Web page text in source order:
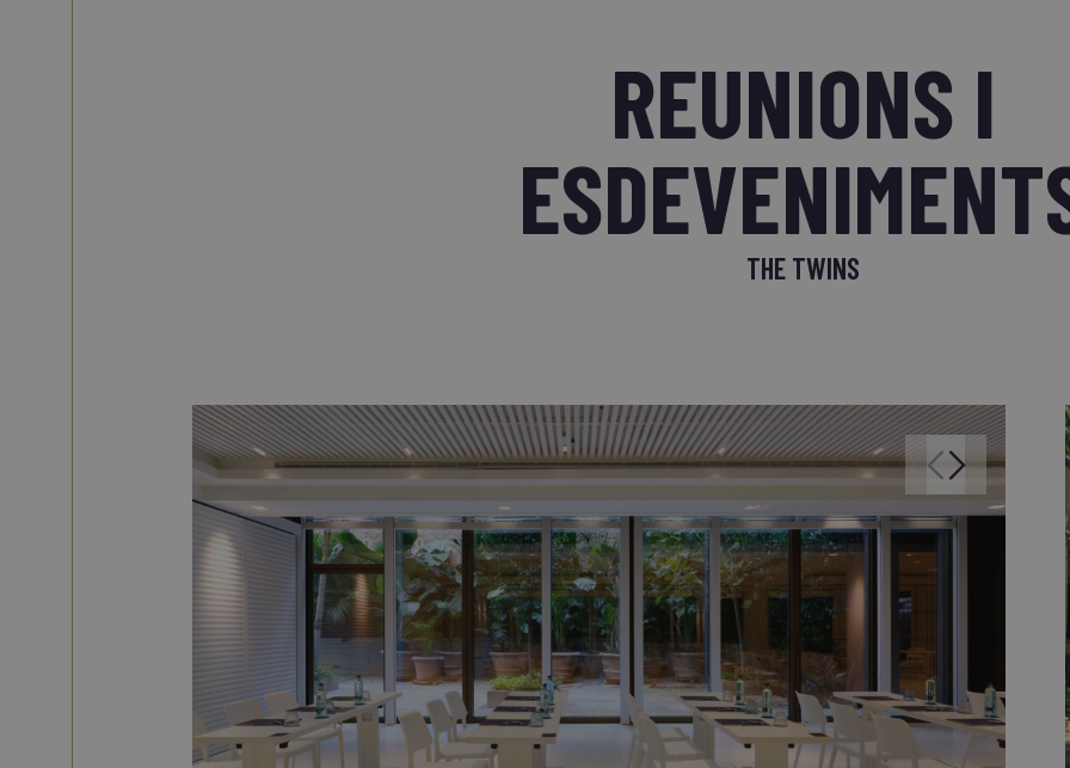
REUNIONS I
THE TWINS